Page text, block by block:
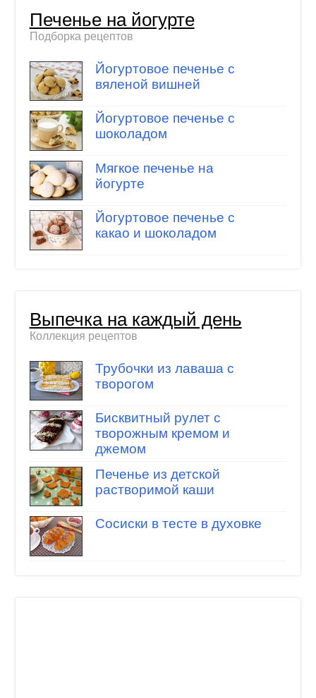
Печенье на йогурте
Подборка рецептов
Йогуртовое печенье с
вяленой вишней
Йогуртовое печенье с
шоколадом
Мягкое печенье на
йогурте
Йогуртовое печенье с
какао и шоколадом
Выпечка на каждый день
Коллекция рецептов
Трубочки из лаваша с
творогом
Бисквитный рулет с
творожным кремом и
джемом
Печенье из детской
растворимой каши
Сосиски в тесте в духовке